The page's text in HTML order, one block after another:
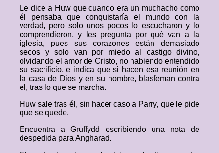
Le dice a Huw que cuando era un muchacho como
él pensaba que conquistaría el mundo con la
verdad, pero solo unos pocos lo escucharon y lo
comprendieron, y les pregunta por qué van a la
iglesia, pues sus corazones están demasiado
secos y solo van por miedo al castigo divino,
olvidando el amor de Cristo, no habiendo entendido
su sacrificio, e indica que si hacen esa reunión en
la casa de Dios y en su nombre, blasfeman contra
él, tras lo que se marcha.
Huw sale tras él, sin hacer caso a Parry, que le pide
que se quede.
Encuentra a Gruffydd escribiendo una nota de
despedida para Angharad.